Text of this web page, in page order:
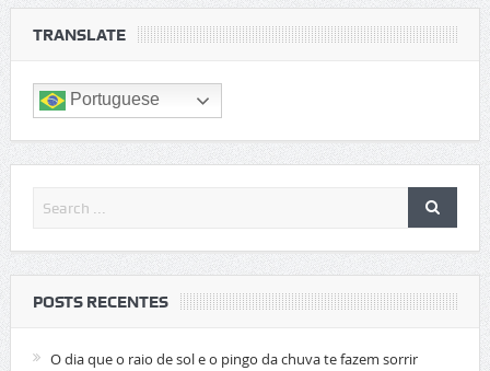
TRANSLATE
Portuguese
POSTS RECENTES
O dia que o raio de sol e o pingo da chuva te fazem sorrir